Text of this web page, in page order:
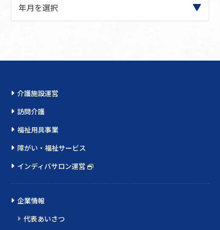
介護施設運営
訪問介護
福祉用具事業
障がい・福祉サービス
インディバサロン運営
企業情報
代表あいさつ